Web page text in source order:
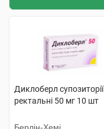
Диклоберл супозиторії
ректальні 50 мг 10 шт